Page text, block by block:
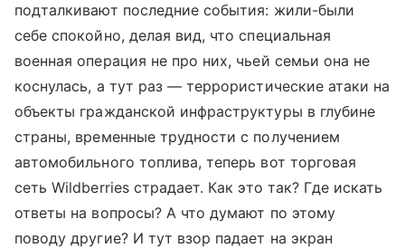
подталкивают последние события: жили-были
себе спокойно, делая вид, что специальная
военная операция не про них, чьей семьи она не
коснулась, а тут раз — террористические атаки на
объекты гражданской инфраструктуры в глубине
страны, временные трудности с получением
автомобильного топлива, теперь вот торговая
сеть Wildberries страдает. Как это так? Где искать
ответы на вопросы? А что думают по этому
поводу другие? И тут взор падает на экран